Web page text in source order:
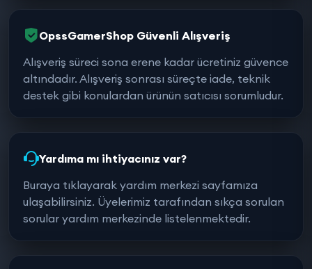
OpssGamerShop Güvenli Alışveriş
Alışveriş süreci sona erene kadar ücretiniz güvence
altındadır. Alışveriş sonrası süreçte iade, teknik
destek gibi konulardan ürünün satıcısı sorumludur.
Yardıma mı ihtiyacınız var?
Buraya tıklayarak yardım merkezi sayfamıza
ulaşabilirsiniz. Üyelerimiz tarafından sıkça sorulan
sorular yardım merkezinde listelenmektedir.